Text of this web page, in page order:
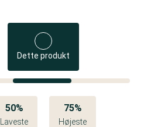
Dette produkt
50%
Laveste
75%
Højeste